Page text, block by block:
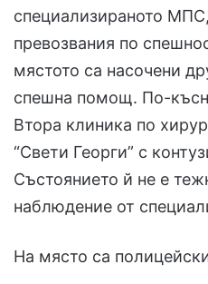
специализираното МПС,
превозвания по
мястото са насочени
спешна помощ. По-
Втора клиника по
“Свети Георги” с
Състоянието й не е
наблюдение от
На място са